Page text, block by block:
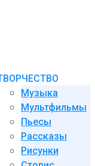
Музыка
Мультфильмы
Пьесы
Рассказы
Рисунки